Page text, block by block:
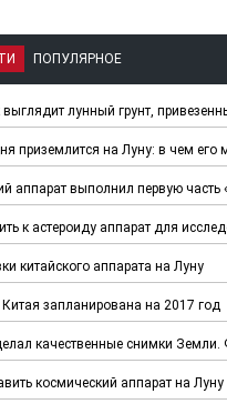
ПОПУЛЯРНОЕ
выглядит лунный грунт,
приземлится на Луну: в чем его
аппарат выполнил первую часть
к астероиду аппарат для
китайского аппарата на Луну
запланирована на 2017 год
качественные снимки Земли.
космический аппарат на Луну